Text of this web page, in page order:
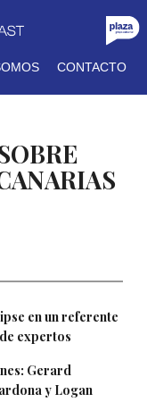
CONTACTO
en un referente
expertos
Gerard
y Logan